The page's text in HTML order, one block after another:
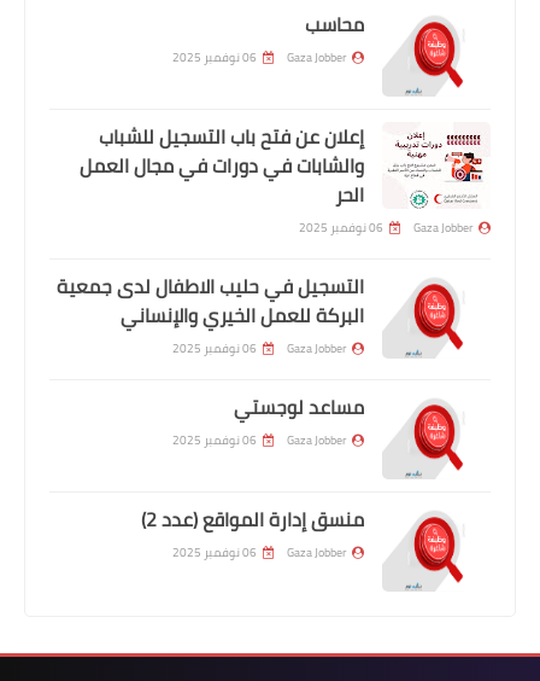
محاسب
Gaza Jobber 06 نوفمبر 2025
إعلان عن فتح باب التسجيل للشباب
والشابات في دورات في مجال العمل
الحر
Gaza Jobber 06 نوفمبر 2025
التسجيل في حليب الاطفال لدى جمعية
البركة للعمل الخيري والإنساني
Gaza Jobber 06 نوفمبر 2025
مساعد لوجستي
Gaza Jobber 06 نوفمبر 2025
منسق إدارة المواقع (عدد 2)
Gaza Jobber 06 نوفمبر 2025